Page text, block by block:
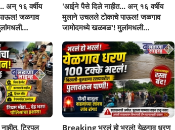
अन् १६ वर्षीय
जळगाव
'आईने पैसे दिले नाहीत... अन् १६ वर्षीय
मुलाने उचलले टोकाचे पाऊल! जळगाव
जामोदमध्ये खळबळ'! मुलांमधली
ट्रिपल
Breaking भरलं हो भरलं! येळगाव धरण